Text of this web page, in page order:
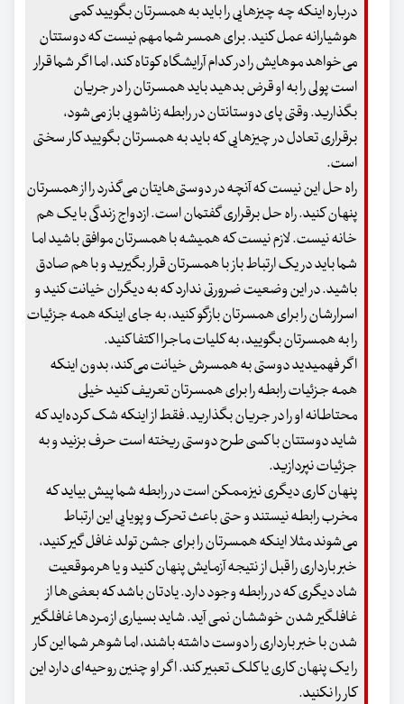
درباره اینکه چه چیزهایی را باید به همسرتان بگویید کمی
هوشیارانه عمل کنید. برای همسر شما مهم نیست که دوستتان
می‌خواهد موهایش را در کدام آرایشگاه کوتاه کند، اما اگر شما قرار
است پولی را به او قرض بدهید باید همسرتان را در جریان
بگذارید. وقتی پای دوستانتان در رابطه زناشویی باز می‌شود،
برقراری تعادل در چیزهایی که باید به همسرتان بگویید کار سختی
است.
راه حل این نیست که آنچه در دوستی‌هایتان می‌گذرد را از همسرتان
پنهان کنید. راه حل برقراری گفتمان است. ازدواج زندگی با یک هم
خانه نیست. لازم نیست که همیشه با همسرتان موافق باشید اما
شما باید در یک ارتباط باز با همسرتان قرار بگیرید و با هم صادق
باشید. در این وضعیت ضرورتی ندارد که به دیگران خیانت کنید و
اسرارشان را برای همسرتان بازگو کنید، به جای اینکه همه جزئیات
را به همسرتان بگویید، به کلیات ماجرا اکتفا کنید.
اگر فهمیدید دوستی به همسرش خیانت می‌کند، بدون اینکه
همه جزئیات رابطه را برای همسرتان تعریف کنید خیلی
محتاطانه او را در جریان بگذارید. فقط از اینکه شک کرده‌اید که
شاید دوستتان با کسی طرح دوستی ریخته است حرف بزنید و به
جزئیات نپردازید.
پنهان کاری دیگری نیز ممکن است در رابطه شما پیش بیاید که
مخرب رابطه نیستند و حتی باعث تحرک و پویایی این ارتباط
می‌شوند مثلا اینکه همسرتان را برای جشن تولد غافل گیر کنید،
خبر بارداری را قبل از نتیجه آزمایش پنهان کنید و یا هر موقعیت
شاد دیگری که در رابطه وجود دارد. یادتان باشد که بعضی‌ها از
غافلگیر شدن خوششان نمی آید. شاید بسیاری از مردها غافلگیر
شدن با خبر بارداری را دوست داشته باشند، اما شوهر شما این کار
را یک پنهان کاری یا کلک تعبیر کند. اگر او چنین روحیه‌ای دارد این
کار را نکنید.